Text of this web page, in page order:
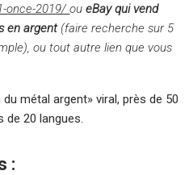
once-2019/oueBay qui vend
en argent(faire recherche sur 5
ou tout autre lien que vous
métal argent» viral, près de 50
de 20 langues.
: